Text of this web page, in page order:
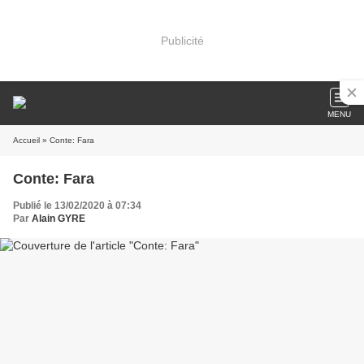
Publicité
MENU
Accueil » Conte: Fara
Conte: Fara
Publié le 13/02/2020 à 07:34
Par Alain GYRE